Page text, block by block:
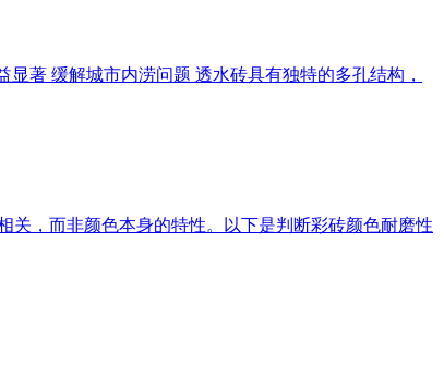
著 缓解城市内涝问题 透水砖具有独特的多孔结构，
关，而非颜色本身的特性。以下是判断彩砖颜色耐磨性